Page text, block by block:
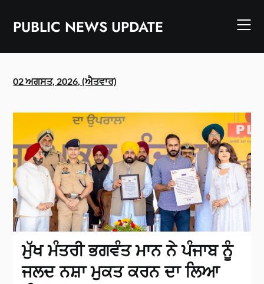
contentPUBLIC NEWS UPDATE
02 ਅਗਸਤ, 2026, (ਐਤਵਾਰ)
ਮੁੱਖ ਮੰਤਰੀ ਭਗਵੰਤ ਮਾਨ ਨੇ ਪੰਜਾਬ ਨੂੰ
ਜਲਦ ਨਸ਼ਾ ਮੁਕਤ ਕਰਨ ਦਾ ਲਿਆ